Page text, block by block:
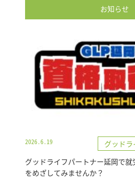
お知らせ
2026.6.19
グッド
グッドライフパートナー延岡で
をめざしてみませんか？